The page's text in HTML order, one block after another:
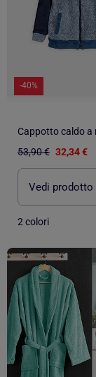
-40%
53,90 € 32,34 €
Vedi prodotto
2 colori